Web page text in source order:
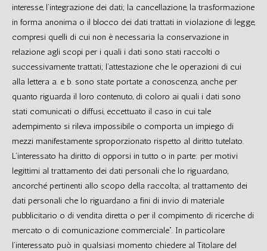
interesse, l’integrazione dei dati; la cancellazione, la trasformazione
in forma anonima o il blocco dei dati trattati in violazione di legge,
compresi quelli di cui non è necessaria la conservazione in
relazione agli scopi per i quali i dati sono stati raccolti o
successivamente trattati; l’attestazione che le operazioni di cui
alla lettera a. e b. sono state portate a conoscenza, anche per
quanto riguarda il loro contenuto, di coloro ai quali i dati sono
stati comunicati o diffusi, eccettuato il caso in cui tale
adempimento si rileva impossibile o comporta un impiego di
mezzi manifestamente sproporzionato rispetto al diritto tutelato.
L’interessato ha diritto di opporsi in tutto o in parte: per motivi
legittimi al trattamento dei dati personali che lo riguardano,
ancorché pertinenti allo scopo della raccolta; al trattamento dei
dati personali che lo riguardano a fini di invio di materiale
pubblicitario o di vendita diretta o per il compimento di ricerche di
mercato o di comunicazione commerciale”. In particolare
l’interessato può in qualsiasi momento chiedere al Titolare del